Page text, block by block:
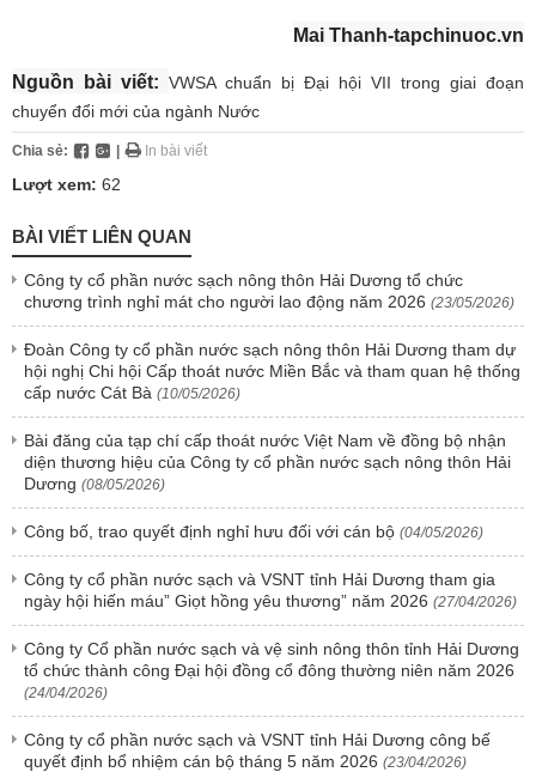
Mai Thanh-tapchinuoc.vn
Nguồn bài viết: VWSA chuẩn bị Đại hội VII trong giai đoạn
chuyển đổi mới của ngành Nước
Chia sẻ: | In bài viết
Lượt xem: 62
BÀI VIẾT LIÊN QUAN
Công ty cổ phần nước sạch nông thôn Hải Dương tổ chức
chương trình nghỉ mát cho người lao động năm 2026 (23/05/2026)
Đoàn Công ty cổ phần nước sạch nông thôn Hải Dương tham dự
hội nghị Chi hội Cấp thoát nước Miền Bắc và tham quan hệ thống
cấp nước Cát Bà (10/05/2026)
Bài đăng của tạp chí cấp thoát nước Việt Nam về đồng bộ nhận
diện thương hiệu của Công ty cổ phần nước sạch nông thôn Hải
Dương (08/05/2026)
Công bố, trao quyết định nghỉ hưu đối với cán bộ (04/05/2026)
Công ty cổ phần nước sạch và VSNT tỉnh Hải Dương tham gia
ngày hội hiến máu” Giọt hồng yêu thương” năm 2026 (27/04/2026)
Công ty Cổ phần nước sạch và vệ sinh nông thôn tỉnh Hải Dương
tổ chức thành công Đại hội đồng cổ đông thường niên năm 2026
(24/04/2026)
Công ty cổ phần nước sạch và VSNT tỉnh Hải Dương công bế
quyết định bổ nhiệm cán bộ tháng 5 năm 2026 (23/04/2026)